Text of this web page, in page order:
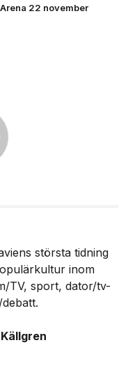
22 november
största tidning
inom
TV, sport, dator/tv-